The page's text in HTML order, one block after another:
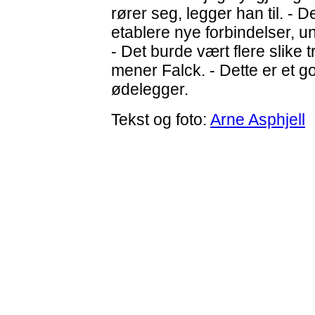
rører seg, legger han til. -
etablere nye forbindelser,
- Det burde vært flere slike
mener Falck. - Dette er et
ødelegger.
Tekst og foto: Arne Asphjell